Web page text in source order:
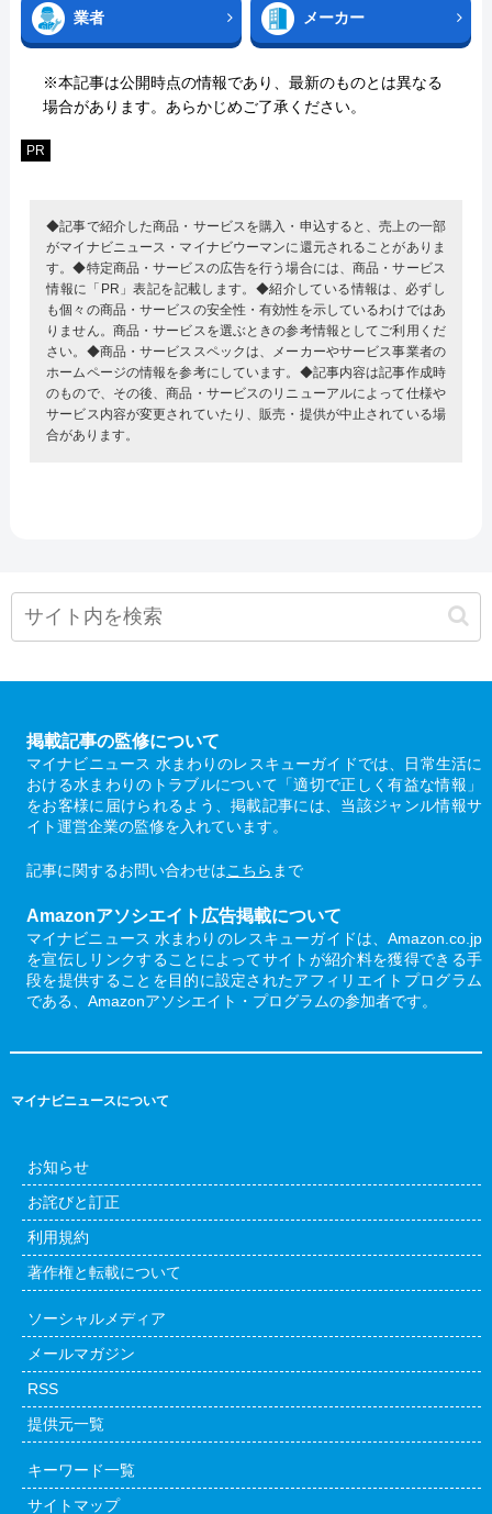
業者 メーカー
※本記事は公開時点の情報であり、最新のものとは異なる
場合があります。あらかじめご了承ください。
PR
◆記事で紹介した商品・サービスを購入・申込すると、売上の一部
がマイナビニュース・マイナビウーマンに還元されることがありま
す。◆特定商品・サービスの広告を行う場合には、商品・サービス
情報に「PR」表記を記載します。◆紹介している情報は、必ずし
も個々の商品・サービスの安全性・有効性を示しているわけではあ
りません。商品・サービスを選ぶときの参考情報としてご利用くだ
さい。◆商品・サービススペックは、メーカーやサービス事業者の
ホームページの情報を参考にしています。◆記事内容は記事作成時
のもので、その後、商品・サービスのリニューアルによって仕様や
サービス内容が変更されていたり、販売・提供が中止されている場
合があります。
掲載記事の監修について
マイナビニュース 水まわりのレスキューガイドでは、日常生活に
おける水まわりのトラブルについて「適切で正しく有益な情報」
をお客様に届けられるよう、掲載記事には、当該ジャンル情報サ
イト運営企業の監修を入れています。
記事に関するお問い合わせはこちら まで
Amazonアソシエイト広告掲載について
マイナビニュース 水まわりのレスキューガイドは、Amazon.co.jp
を宣伝しリンクすることによってサイトが紹介料を獲得できる手
段を提供することを目的に設定されたアフィリエイトプログラム
である、Amazonアソシエイト・プログラムの参加者です。
マイナビニュースについて
お知らせ
お詫びと訂正
利用規約
著作権と転載について
ソーシャルメディア
メールマガジン
RSS
提供元一覧
キーワード一覧
サイトマップ